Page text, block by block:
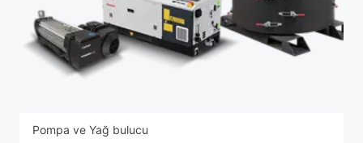
Pompa ve Yağ bulucu